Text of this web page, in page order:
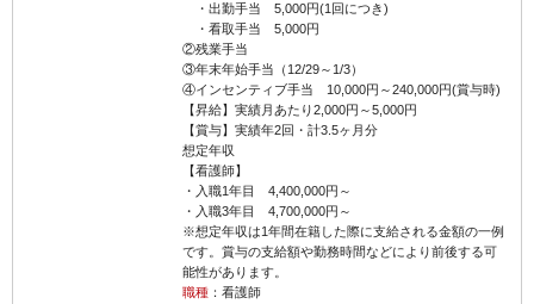
・出勤手当 5,000円(1回につき)
・看取手当 5,000円
②残業手当
③年末年始手当（12/29～1/3）
④インセンティブ手当 10,000円～240,000円(賞与時)
【昇給】実績月あたり2,000円～5,000円
【賞与】実績年2回・計3.5ヶ月分
想定年収
【看護師】
・入職1年目 4,400,000円～
・入職3年目 4,700,000円～
※想定年収は1年間在籍した際に支給される金額の一例
です。賞与の支給額や勤務時間などにより前後する可
能性があります。
職種：看護師